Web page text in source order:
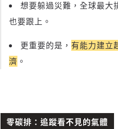
想要躲過災難，全球最大
也要跟上。
更重要的是， 有能力建立
濟 。
零碳排：追蹤看不見的氣體
新增回應